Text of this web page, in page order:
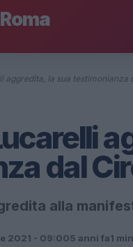
aggredita, la sua testimonianza
dal
alla
2021 - 09:005 anni fa1